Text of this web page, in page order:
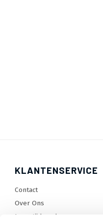
KLANTENSERVICE
Contact
Over Ons
Levertijden, dagen en